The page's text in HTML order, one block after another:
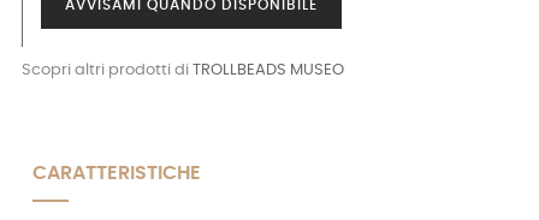
AVVISAMI QUANDO DISPONIBILE
Scopri altri prodotti di TROLLBEADS MUSEO
CARATTERISTICHE